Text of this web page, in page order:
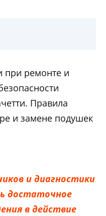
при ремонте и
Правила
и замене подушек
и диагностики
достаточное
в действие